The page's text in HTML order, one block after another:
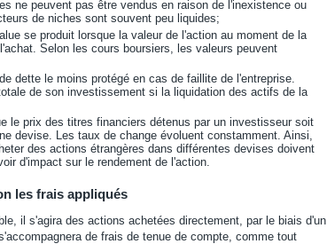
ne peuvent pas être vendus en raison de l'inexistence ou
de niches sont souvent peu liquides;
se produit lorsque la valeur de l'action au moment de la
Selon les cours boursiers, les valeurs peuvent
dette le moins protégé en cas de faillite de l'entreprise.
de son investissement si la liquidation des actifs de la
le prix des titres financiers détenus par un investisseur soit
devise. Les taux de change évoluent constamment. Ainsi,
des actions étrangères dans différentes devises doivent
d'impact sur le rendement de l'action.
les frais appliqués
il s'agira des actions achetées directement, par le biais d'un
de frais de tenue de compte, comme tout